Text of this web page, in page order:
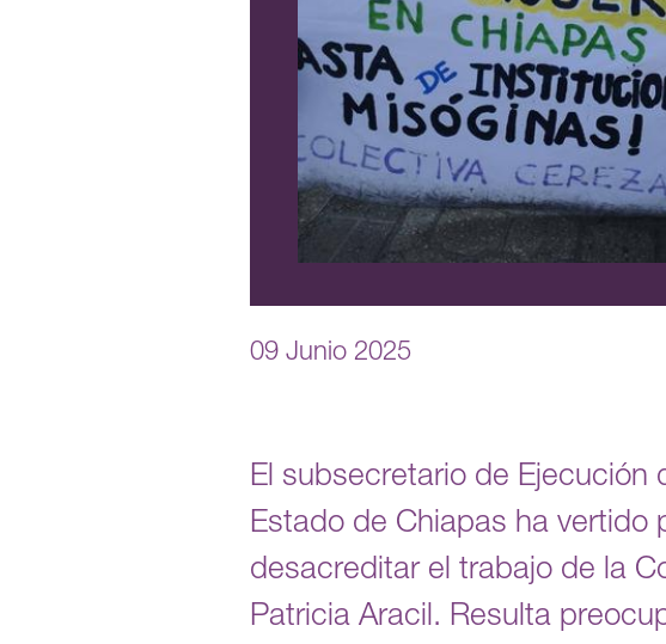
09 Junio 2025
El subsecretario de
Estado de Chiapas ha vertido
desacreditar el trabajo de la
Patricia Aracil. Resulta